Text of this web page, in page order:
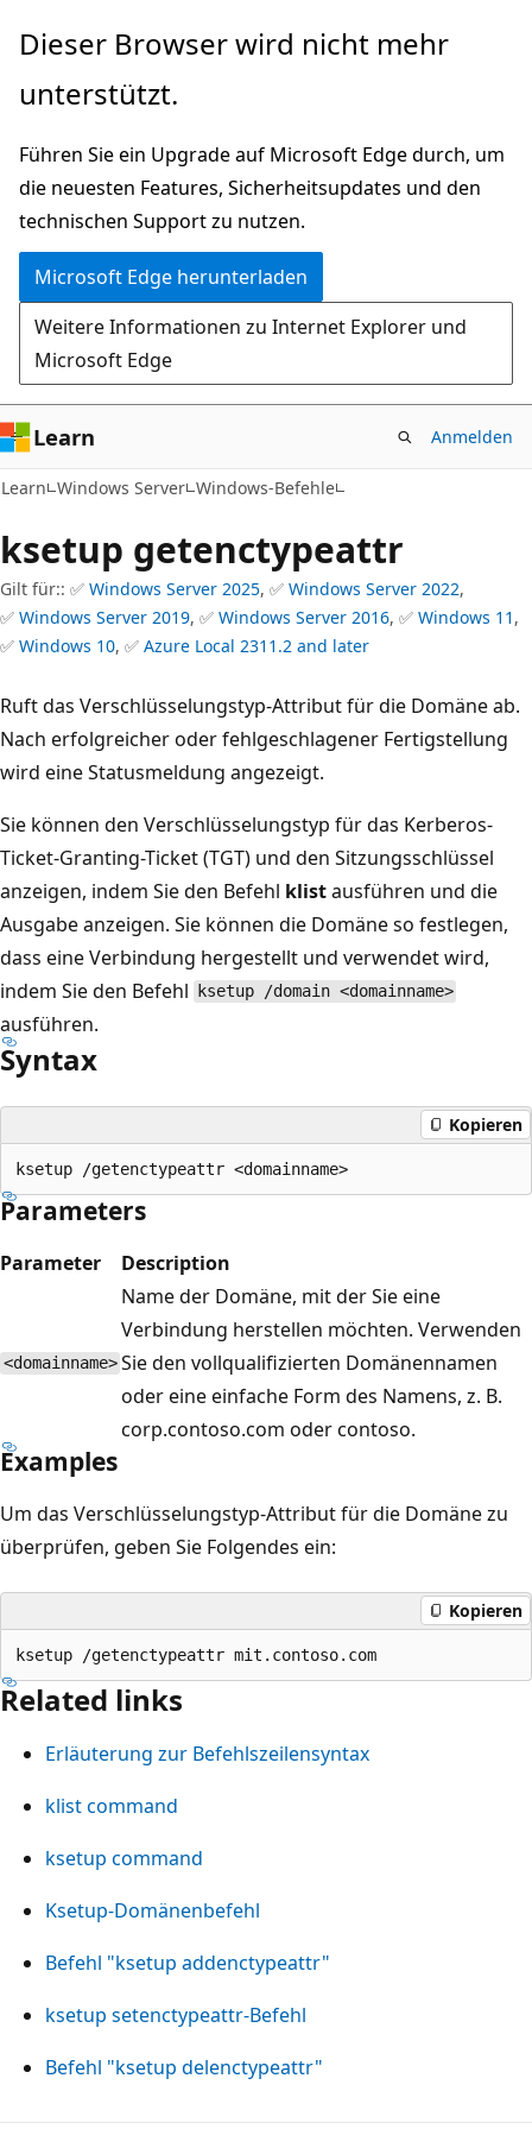
Zu
wechseln
Dieser Browser wird nicht mehr
unterstützt.
Führen Sie ein Upgrade auf Microsoft Edge durch, um
die neuesten Features, Sicherheitsupdates und den
technischen Support zu nutzen.
Microsoft Edge herunterladen
Weitere Informationen zu Internet Explorer und
Microsoft Edge
Learn Anmelden
Learn Windows Server Windows-Befehle
ksetup getenctypeattr
Gilt für:: ✅ Windows Server 2025, ✅ Windows Server 2022,
✅ Windows Server 2019, ✅ Windows Server 2016, ✅ Windows 11 ,
✅ Windows 10, ✅ Azure Local 2311.2 and later
Ruft das Verschlüsselungstyp-Attribut für die Domäne ab.
Nach erfolgreicher oder fehlgeschlagener Fertigstellung
wird eine Statusmeldung angezeigt.
Sie können den Verschlüsselungstyp für das Kerberos-
Ticket-Granting-Ticket (TGT) und den Sitzungsschlüssel
anzeigen, indem Sie den Befehl klistausführen und die
Ausgabe anzeigen. Sie können die Domäne so festlegen,
dass eine Verbindung hergestellt und verwendet wird,
indem Sie den Befehl
ksetup /domain <domainname>
ausführen.
Syntax
Kopieren
Parameters
Parameter Description
<domainname>
Name der Domäne, mit der Sie eine
Verbindung herstellen möchten. Verwenden
Sie den vollqualifizierten Domänennamen
oder eine einfache Form des Namens, z. B.
corp.contoso.com oder contoso.
Examples
Um das Verschlüsselungstyp-Attribut für die Domäne zu
überprüfen, geben Sie Folgendes ein:
Kopieren
Related links
Erläuterung zur Befehlszeilensyntax
klist command
ksetup command
Ksetup-Domänenbefehl
Befehl "ksetup addenctypeattr"
ksetup setenctypeattr-Befehl
Befehl "ksetup delenctypeattr"